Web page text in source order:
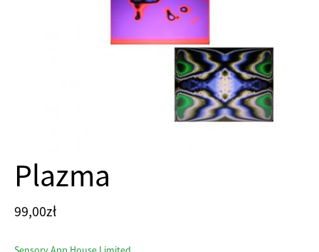
Plazma
99,00zł